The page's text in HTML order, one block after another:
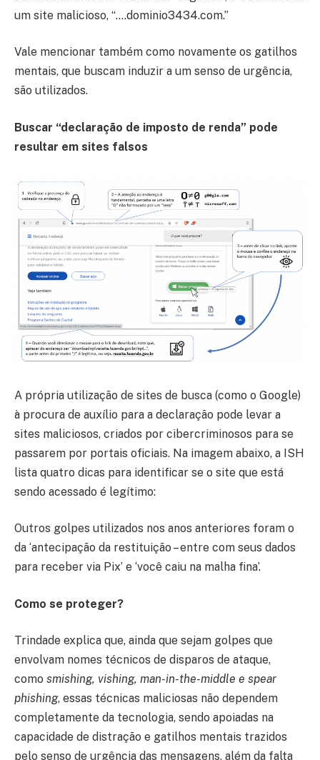
um site malicioso, “….dominio3434.com.”
Vale mencionar também como novamente os gatilhos
mentais, que buscam induzir a um senso de urgência,
são utilizados.
Buscar “declaração de imposto de renda” pode
resultar em sites falsos
A própria utilização de sites de busca (como o Google)
à procura de auxílio para a declaração pode levar a
sites maliciosos, criados por cibercriminosos para se
passarem por portais oficiais. Na imagem abaixo, a ISH
lista quatro dicas para identificar se o site que está
sendo acessado é legítimo:
Outros golpes utilizados nos anos anteriores foram o
da ‘antecipação da restituição – entre com seus dados
para receber via Pix’ e ‘você caiu na malha fina’.
Como se proteger?
Trindade explica que, ainda que sejam golpes que
envolvam nomes técnicos de disparos de ataque,
como smishing, vishing, man-in-the-middle e spear
phishing, essas técnicas maliciosas não dependem
completamente da tecnologia, sendo apoiadas na
capacidade de distração e gatilhos mentais trazidos
pelo senso de urgência das mensagens, além da falta